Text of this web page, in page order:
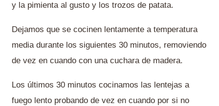
y la pimienta al gusto y los trozos de patata.
Dejamos que se cocinen lentamente a temperatura
media durante los siguientes 30 minutos, removiendo
de vez en cuando con una cuchara de madera.
Los últimos 30 minutos cocinamos las lentejas a
fuego lento probando de vez en cuando por si no